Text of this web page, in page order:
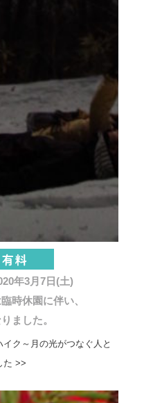
年3月7日(土)
時休園に伴い、
ました。
ク～月の光がつなぐ人と
>>